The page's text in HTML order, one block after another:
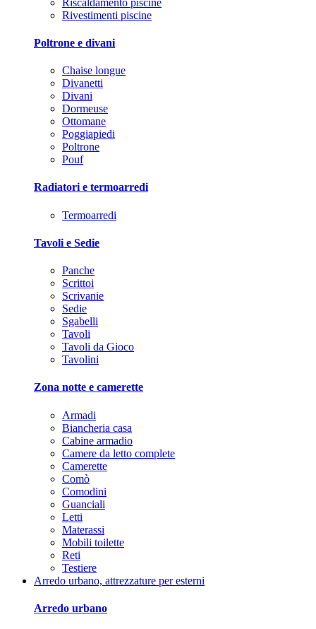
Rivestimenti piscine
Poltrone e divani
Chaise longue
Divanetti
Divani
Dormeuse
Ottomane
Poggiapiedi
Poltrone
Pouf
Radiatori e termoarredi
Termoarredi
Tavoli e Sedie
Panche
Scrittoi
Scrivanie
Sedie
Sgabelli
Tavoli
Tavoli da Gioco
Tavolini
Zona notte e camerette
Armadi
Biancheria casa
Cabine armadio
Camere da letto complete
Camerette
Comò
Comodini
Guanciali
Letti
Materassi
Mobili toilette
Reti
Testiere
Arredo urbano, attrezzature per esterni
Arredo urbano